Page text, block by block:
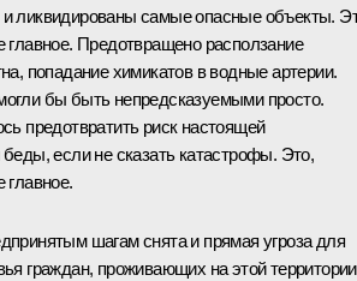
ликвидированы самые опасные объекты.
главное. Предотвращено расползание
попадание химикатов в водные артерии.
бы быть непредсказуемыми просто.
предотвратить риск настоящей
беды, если не сказать катастрофы. Это,
главное.
шагам снята и прямая угроза для
граждан, проживающих на этой